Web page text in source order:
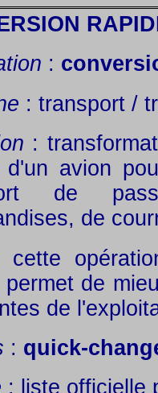
:
: transport /
:
d'un avion
de
de
cette
de
de
: quick-
: liste officielle